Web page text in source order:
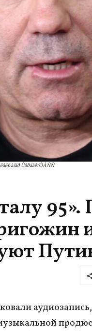
Ùåðáàê/ÒÀÑÑ
95».